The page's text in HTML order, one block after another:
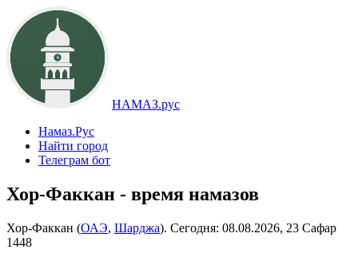
НАМАЗ.рус
Намаз.Рус
Найти город
Телеграм бот
Хор-Факкан - время намазов
Хор-Факкан (ОАЭ, Шарджа). Сегодня: 08.08.2026, 23 Сафар
1448